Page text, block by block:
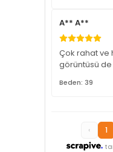
A** A**
Çok rahat ve
görüntüsü
Beden: 39
‹ 1